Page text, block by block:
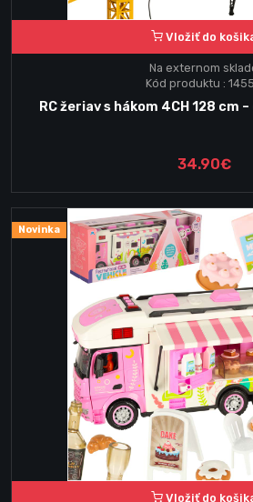
Vložiť do
Na externom
Kód produktu :
RC žeriav s hákom 4CH 128 cm
34.90€
Novinka
Vložiť do